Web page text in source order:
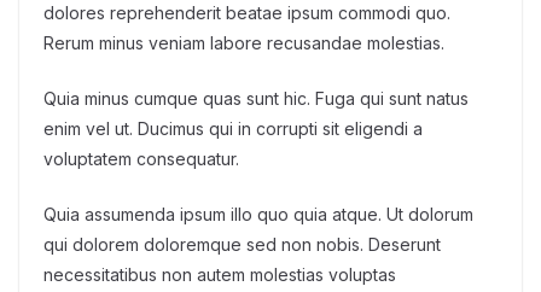
dolores reprehenderit beatae ipsum commodi quo.
Rerum minus veniam labore recusandae molestias.
Quia minus cumque quas sunt hic. Fuga qui sunt natus
enim vel ut. Ducimus qui in corrupti sit eligendi a
voluptatem consequatur.
Quia assumenda ipsum illo quo quia atque. Ut dolorum
qui dolorem doloremque sed non nobis. Deserunt
necessitatibus non autem molestias voluptas